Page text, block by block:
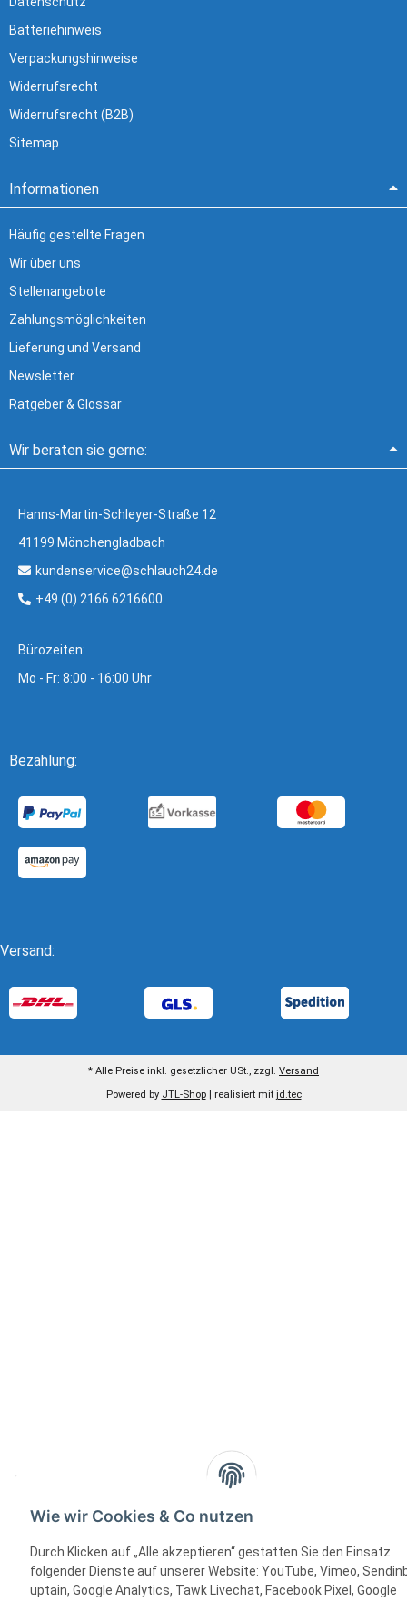
Batteriehinweis
Verpackungshinweise
Widerrufsrecht
Widerrufsrecht (B2B)
Sitemap
Informationen
Häufig gestellte Fragen
Wir über uns
Stellenangebote
Zahlungsmöglichkeiten
Lieferung und Versand
Newsletter
Ratgeber & Glossar
Wir beraten sie gerne:
Hanns-Martin-Schleyer-Straße 12
41199 Mönchengladbach
kundenservice@schlauch24.de
+49 (0) 2166 6216600
Bürozeiten:
Mo - Fr: 8:00 - 16:00 Uhr
Bezahlung:
Versand:
* Alle Preise inkl. gesetzlicher USt., zzgl. Versand
Powered by JTL-Shop | realisiert mit jd.tec
Wie wir Cookies & Co nutzen
Durch Klicken auf „Alle akzeptieren“ gestatten Sie den Einsatz
folgender Dienste auf unserer Website: YouTube, Vimeo,
uptain, Google Analytics, Tawk Livechat, Facebook Pixel, Google